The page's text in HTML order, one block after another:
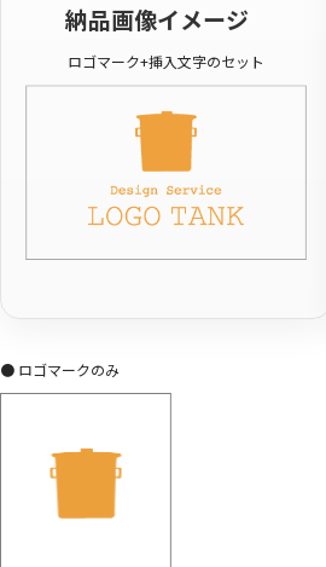
納品画像イメージ
ロゴマーク+挿入文字のセット
● ロゴマークのみ